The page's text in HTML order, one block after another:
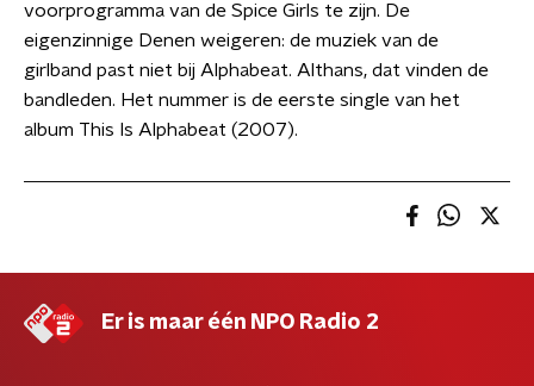
voorprogramma van de Spice Girls te zijn. De
eigenzinnige Denen weigeren: de muziek van de
girlband past niet bij Alphabeat. Althans, dat vinden de
bandleden. Het nummer is de eerste single van het
album This Is Alphabeat (2007).
Er is maar één NPO Radio 2